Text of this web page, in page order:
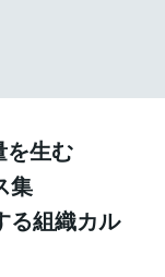
を生む
集
る組織カル